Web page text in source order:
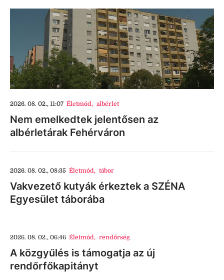
2026. 08. 02., 11:07 Életmód, albérlet
Nem emelkedtek jelentősen az
albérletárak Fehérváron
2026. 08. 02., 08:35 Életmód, tábor
Vakvezető kutyák érkeztek a SZÉNA
Egyesület táborába
2026. 08. 02., 06:46 Életmód, rendőrség
A közgyűlés is támogatja az új
rendőrfőkapitányt